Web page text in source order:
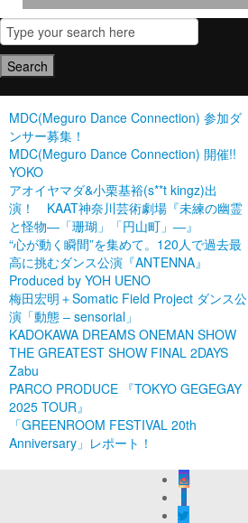
MDC(Meguro Dance Connection) 参加ダ
ンサー募集！
MDC(Meguro Dance Connection) 開催!!
YOKO
アオイヤマダ&小栗基裕(s**t kingz)出
演！ KAAT神奈川芸術劇場『未練の幽霊
と怪物―「珊瑚」「円山町」―』
“心が動く瞬間”を集めて。120人で過去最
高に挑むダンス公演『ANTENNA』
Produced by YOH UENO
梅田宏明＋Somatic Field Project ダンス公
演「動態 ‒ sensorial」
KADOKAWA DREAMS ONEMAN SHOW
THE GREATEST SHOW FINAL 2DAYS
Zabu
PARCO PRODUCE 『TOKYO GEGEGAY
2025 TOUR』
「GREENROOM FESTIVAL 20th
Anniversary」レポート！